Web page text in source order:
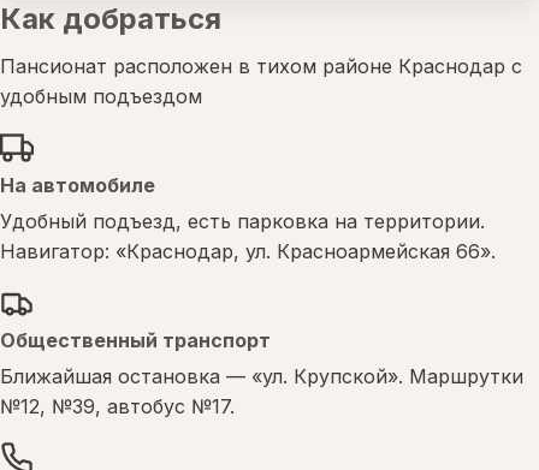
Как добраться
Пансионат расположен в тихом районе Краснодар с
удобным подъездом
На автомобиле
Удобный подъезд, есть парковка на территории.
Навигатор: «Краснодар, ул. Красноармейская 66».
Общественный транспорт
Ближайшая остановка — «ул. Крупской». Маршрутки
№12, №39, автобус №17.